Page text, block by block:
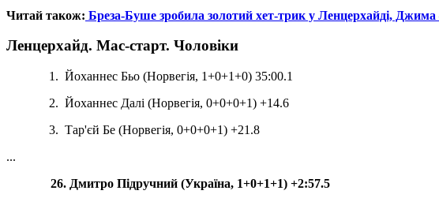
Читай також: Бреза-Буше зробила золотий хет-трик у Ленцерхайді, Джима
Ленцерхайд. Мас-старт. Чоловіки
1. Йоханнес Бьо (Норвегія, 1+0+1+0) 35:00.1
2. Йоханнес Далі (Норвегія, 0+0+0+1) +14.6
3. Тар'єй Бе (Норвегія, 0+0+0+1) +21.8
...
26. Дмитро Підручний (Україна, 1+0+1+1) +2:57.5